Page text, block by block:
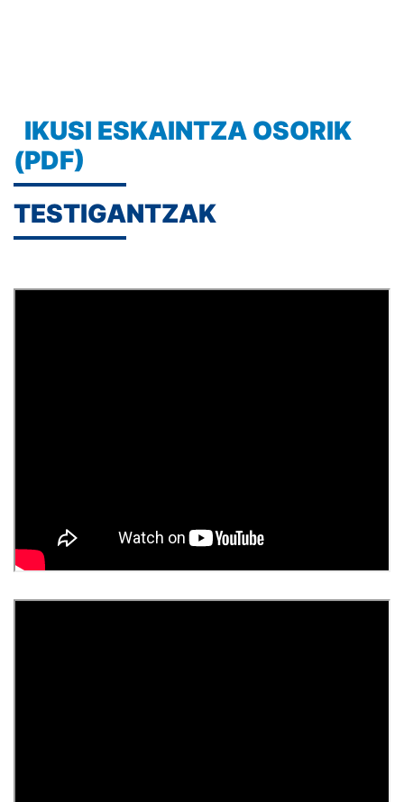
IKUSI ESKAINTZA OSORIK
(PDF)
TESTIGANTZAK